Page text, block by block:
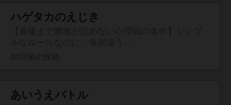
ハゲタカのえじき
あいうえバトル